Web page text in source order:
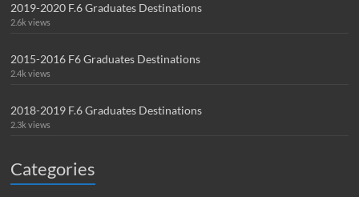
2019-2020 F.6 Graduates Destinations
2.6k views
2015-2016 F6 Graduates Destinations
2.4k views
2018-2019 F.6 Graduates Destinations
2.3k views
Categories